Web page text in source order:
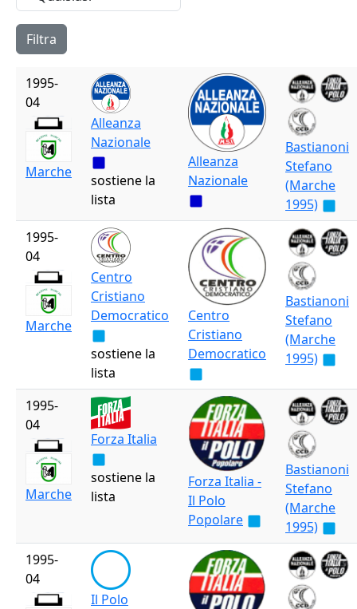
1995-
04
Marche
Alleanza
Nazionale
sostiene la
lista
Alleanza
Nazionale
Bastianoni
Stefano
(Marche
1995)
1995-
04
Marche
Centro
Cristiano
Democratico
sostiene la
lista
Centro
Cristiano
Democratico
Bastianoni
Stefano
(Marche
1995)
1995-
04
Marche
Forza Italia
sostiene la
lista
Forza Italia -
Il Polo
Popolare
Bastianoni
Stefano
(Marche
1995)
1995-
04
Il Polo